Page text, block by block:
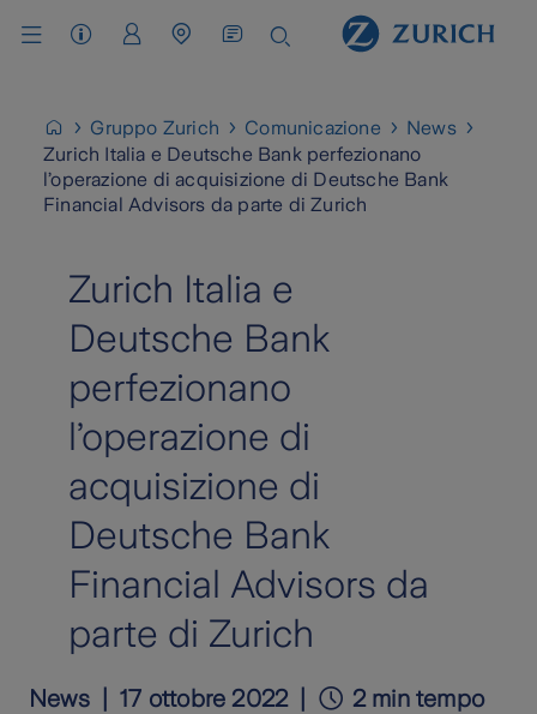
Gruppo Zurich Comunicazione
News
Zurich Italia e Deutsche Bank perfezionano
l’operazione di acquisizione di Deutsche Bank
Financial Advisors da parte di Zurich
Zurich Italia e
Deutsche Bank
perfezionano
l’operazione di
acquisizione di
Deutsche Bank
Financial Advisors da
parte di Zurich
News 17 ottobre 2022
2 min tempo